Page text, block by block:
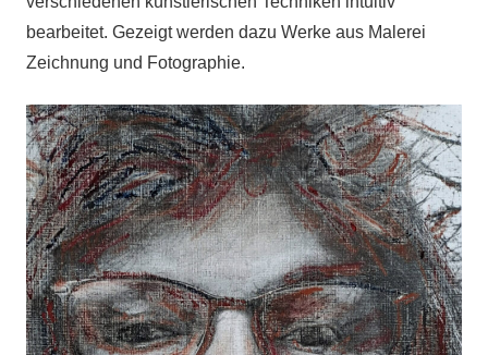
bearbeitet. Gezeigt werden dazu Werke aus Malerei
Zeichnung und Fotographie.